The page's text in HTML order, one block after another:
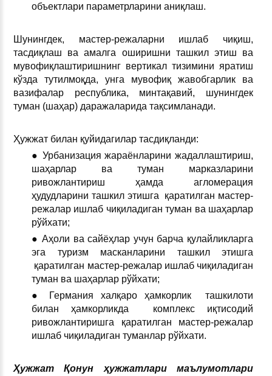
объектлари параметрларини аниқлаш.
Шунингдек, мастер-режаларни ишлаб чиқиш,
тасдиқлаш ва амалга оширишни ташкил этиш ва
мувофиқлаштиришнинг вертикал тизимини яратиш
кўзда тутилмоқда, унга мувофиқ жавобгарлик ва
вазифалар республика, минтақавий, шунингдек
туман (шаҳар) даражаларида тақсимланади.
Ҳужжат билан қуйидагилар тасдиқланди:
● Урбанизация жараёнларини жадаллаштириш,
шаҳарлар ва туман марказларини
ривожлантириш ҳамда агломерация
ҳудудларини ташкил этишга қаратилган мастер-
режалар ишлаб чиқиладиган туман ва шаҳарлар
рўйхати;
● Аҳоли ва сайёҳлар учун барча қулайликларга
эга туризм масканларини ташкил этишга
қаратилган мастер-режалар ишлаб чиқиладиган
туман ва шаҳарлар рўйхати;
● Германия халқаро ҳамкорлик ташкилоти
билан ҳамкорликда комплекс иқтисодий
ривожлантиришга қаратилган мастер-режалар
ишлаб чиқиладиган туманлар рўйхати.
Ҳужжат Қонун ҳужжатлари маълумотлари